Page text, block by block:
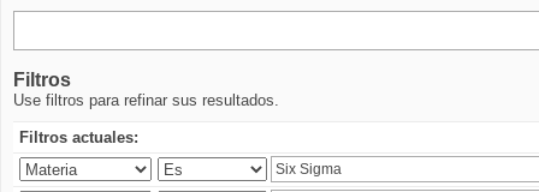
Filtros
Use filtros para refinar sus resultados.
Filtros actuales: